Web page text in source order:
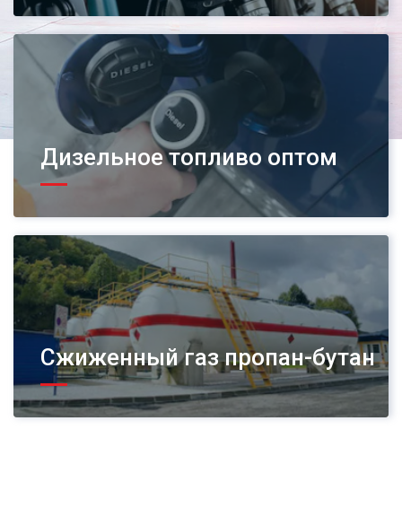
Дизельное топливо оптом
Сжиженный газ пропан-бутан